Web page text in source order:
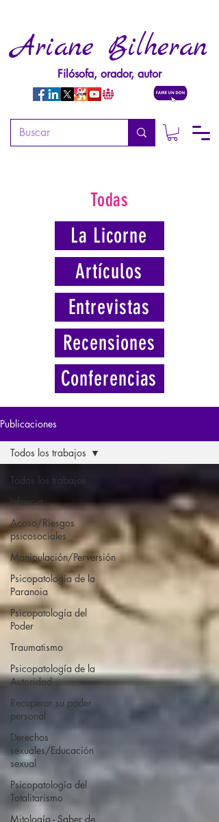
Ariane Bilheran
Filósofa, orador, autor
Todas
La Licorne
Artículos
Entrevistas
Recensiones
Conferencias
Publicaciones
Todos los trabajos
Infancia
Acoso/Riesgos
psicosociales
Manipulación/Perversión
Psicopatología de la
Paranoia
Psicopatología del
Poder
Traumatismo
Psicopatología de la
Autoridad
Recuperar su poder
personal
Derechos
sexuales/Educación
sexual
Psicopatología del
Totalitarismo
Mitología - Saber de
Todos los trabajos